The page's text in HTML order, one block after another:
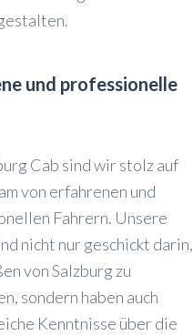
und professionelle
Cab sind wir stolz auf
von erfahrenen und
Fahrern. Unsere
nicht nur geschickt darin,
von Salzburg zu
sondern haben auch
Kenntnisse über die